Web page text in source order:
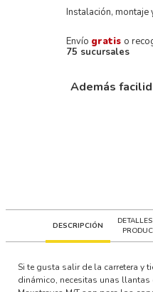
Instalación, montaje
Envío gratis o
75 sucursales
Además
DESCRIPCIÓN
Si te gusta salir de la carretera y
dinámico, necesitas unas llantas